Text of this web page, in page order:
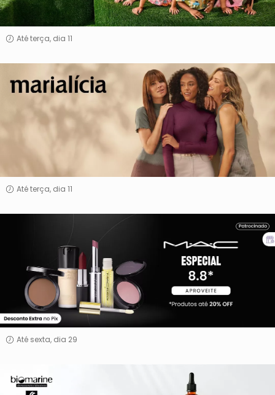
Até terça, dia 11
Marialícia
Até terça, dia 11
Até sexta, dia 29
Biomarine